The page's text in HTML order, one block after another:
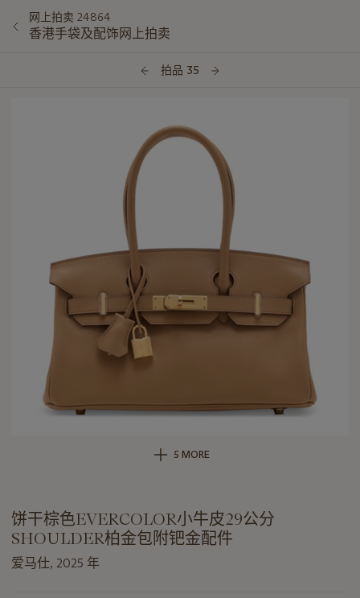
网上拍卖 24864
香港手袋及配饰网上拍卖
拍品 35
5 MORE
饼干棕色EVERCOLOR小牛皮29公分
SHOULDER柏金包附钯金配件
爱马仕, 2025 年